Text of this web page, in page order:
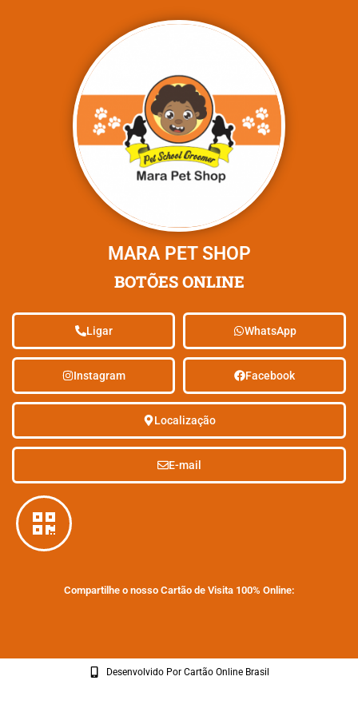
MARA PET SHOP
BOTÕES ONLINE
Ligar WhatsApp
Instagram Facebook
Localização
E-mail
Compartilhe o nosso Cartão de Visita 100% Online:
Desenvolvido Por Cartão Online Brasil